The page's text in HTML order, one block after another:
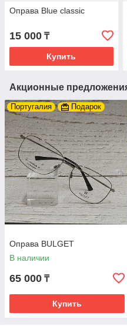
Оправа Blue classic
15 000 ₸
Купить
Акционные
Португалия Подарок
Оправа BULGET
В наличии
65 000 ₸
Купить